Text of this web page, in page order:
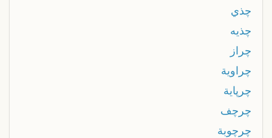
چذي
چذيه
چراز
چراوية
چرپاية
چرچف
چرچوبة